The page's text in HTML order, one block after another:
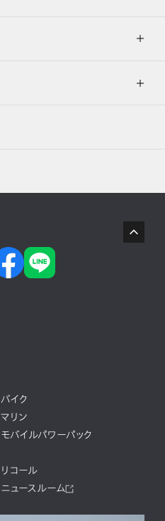
バイク
マリン
モバイルパワーパック
リコール
ニュースルーム